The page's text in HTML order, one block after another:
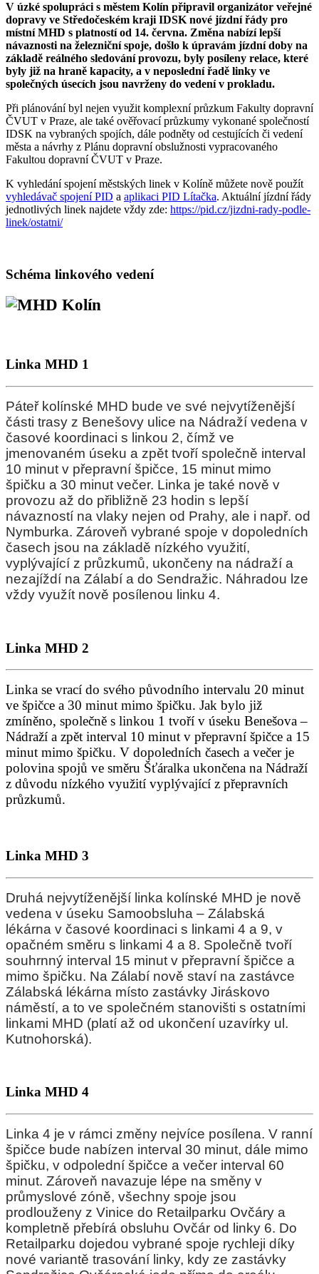
V úzké spolupráci s městem Kolín připravil organizátor veřejné
dopravy ve Středočeském kraji IDSK nové jízdní řády pro
místní MHD s platností od 14. června. Změna nabízí lepší
návaznosti na železniční spoje, došlo k úpravám jízdní doby na
základě reálného sledování provozu, byly posíleny relace, které
byly již na hraně kapacity, a v neposlední řadě linky ve
společných úsecích jsou navrženy do vedení v prokladu.
Při plánování byl nejen využit komplexní průzkum Fakulty dopravní
ČVUT v Praze, ale také ověřovací průzkumy vykonané společností
IDSK na vybraných spojích, dále podněty od cestujících či vedení
města a návrhy z Plánu dopravní obslužnosti vypracovaného
Fakultou dopravní ČVUT v Praze.
K vyhledání spojeníměstských linek v Kolíně můžete nově použít
vyhledávač spojení PID a aplikaci PID Lítačka. Aktuální jízdní řády
jednotlivých linek najdete vždy zde: https://pid.cz/jizdni-rady-podle-
linek/ostatni/
Schéma linkového vedení
Linka MHD 1
Páteř kolínské MHD bude ve své nejvytíženější
části trasy z Benešovy ulice na Nádraží vedena v
časové koordinaci s linkou 2, čímž ve
jmenovaném úseku a zpět tvoří společně interval
10 minut v přepravní špičce, 15 minut mimo
špičku a 30 minut večer. Linka je také nově v
provozu až do přibližně 23 hodin s lepší
návazností na vlaky nejen od Prahy, ale i např. od
Nymburka. Zároveň vybrané spoje v dopoledních
časech jsou na základě nízkého využití,
vyplývající z průzkumů, ukončeny na nádraží a
nezajíždí na Zálabí a do Sendražic. Náhradou lze
vždy využít nově posílenou linku 4.
Linka MHD 2
Linka se vrací do svého původního intervalu 20 minut
ve špičce a 30 minut mimo špičku. Jak bylo již
zmíněno, společně s linkou 1 tvoří v úseku Benešova –
Nádraží a zpět interval 10 minut v přepravní špičce a 15
minut mimo špičku. V dopoledních časech a večer je
polovina spojů ve směru Šťáralka ukončena na Nádraží
z důvodu nízkého využití vyplývající z přepravních
průzkumů.
Linka MHD 3
Druhá nejvytíženější linka kolínské MHD je nově
vedena v úseku Samoobsluha – Zálabská
lékárna v časové koordinaci s linkami 4 a 9, v
opačném směru s linkami 4 a 8. Společně tvoří
souhrnný interval 15 minut v přepravní špičce a
mimo špičku. Na Zálabí nově staví na zastávce
Zálabská lékárna místo zastávky Jiráskovo
náměstí, a to ve společném stanovišti s ostatními
linkami MHD (platí až od ukončení uzavírky ul.
Kutnohorská).
Linka MHD 4
Linka 4 je v rámci změny nejvíce posílena. V ranní
špičce bude nabízen interval 30 minut, dále mimo
špičku, v odpolední špičce a večer interval 60
minut. Zároveň navazuje lépe na směny v
průmyslové zóně, všechny spoje jsou
prodlouženy z Vinice do Retailparku Ovčáry a
kompletně přebírá obsluhu Ovčár od linky 6. Do
Retailparku dojedou vybrané spoje rychleji díky
nové variantě trasování linky, kdy ze zastávky